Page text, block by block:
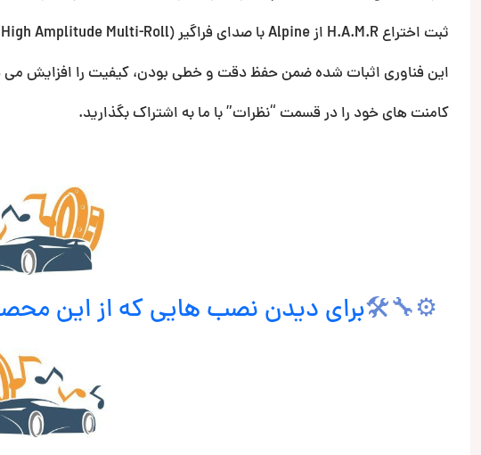
ثبت اختراع H.A.M.R از Alpine با صدای فراگیر (High Amplitude Multi-Roll) اکنون در بلندگوهای سری S یافت می شود.
این فناوری اثبات شده ضمن حفظ دقت و خطی بودن، کیفیت را افزایش
کامنت های خود را در قسمت “نظرات” با ما به اشتراک بگذارید.
⚙🔧🛠برای دیدن نصب هایی که از این